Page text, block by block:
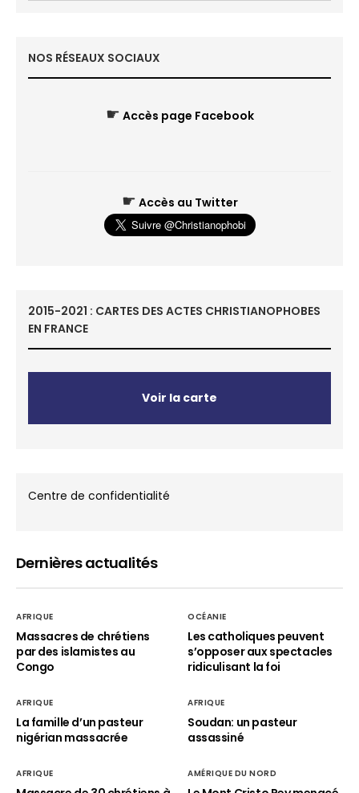
NOS RÉSEAUX SOCIAUX
☛ Accès page Facebook
☛ Accès au Twitter
2015-2021 : CARTES DES ACTES CHRISTIANOPHOBES
EN FRANCE
Voir la carte
Centre de confidentialité
Dernières actualités
AFRIQUE
Massacres de chrétiens
par des islamistes au
Congo
OCÉANIE
Les catholiques peuvent
s’opposer aux spectacles
ridiculisant la foi
AFRIQUE
La famille d’un pasteur
nigérian massacrée
AFRIQUE
Soudan: un pasteur
assassiné
AFRIQUE AMÉRIQUE DU NORD